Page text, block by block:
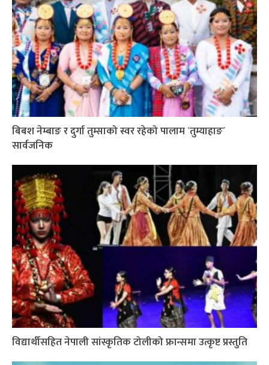
बिबश नेम्बाङ र दुर्गा तुम्साको स्वर रहेको पालाम `तुम्याहाङ´
सार्वजनिक
विद्यार्थीसहित नेपाली सांस्कृतिक टोलीको फ्रान्समा उत्कृष्ट प्रस्तुति